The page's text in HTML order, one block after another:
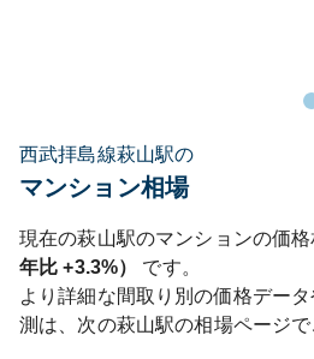
西武拝島線萩山駅の
マンション相場
現在の萩山駅のマンションの価
年比+3.3%）
です。
より詳細な間取り別の価格デー
測は、次の萩山駅の相場ページで